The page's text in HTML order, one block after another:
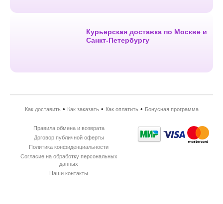
Курьерская доставка по Москве и
Санкт-Петербургу
Как доставить• Как заказать• Как оплатить• Бонусная программа
Правила обмена и возврата
Договор публичной оферты
Политика конфиденциальности
Согласие на обработку персональных
данных
Наши контакты